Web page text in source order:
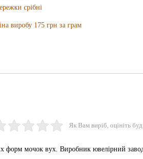
срібні
виробу 175 грн за грам
Як Вам виріб, оцініть
форм мочок вух. Виробник ювелірний